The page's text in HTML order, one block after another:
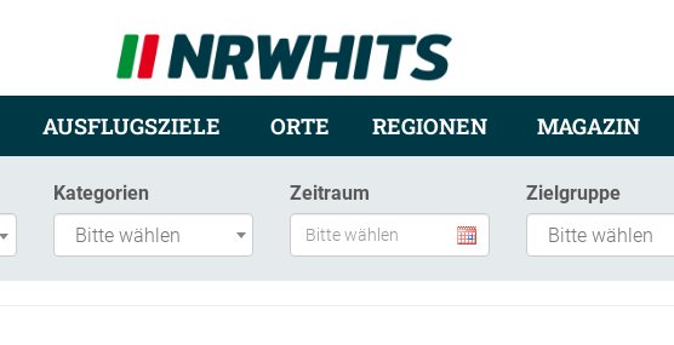
AUSFLUGSZIELE ORTE REGIONEN MAGAZIN
Kategorien Zeitraum Zielgruppe